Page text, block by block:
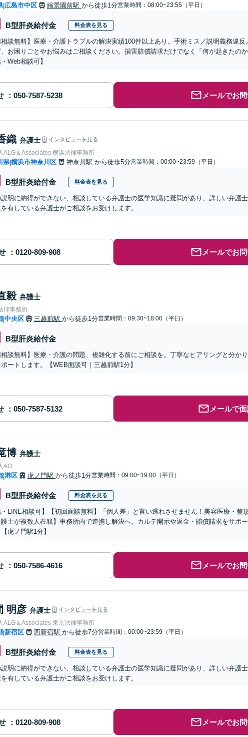
|広島市中区 縮景園前駅 から徒歩1分営業時間：08:00~23:55（平日）
B型肝炎給付金 料金表を見る
相談無料】医療・介護トラブルの解決実績100件以上あり。手術ミス／説明義務違
お困りごとやお悩みはご相談ください。損害賠償請求だけでなく「何が起きたの
・Web相談可】
メールでお
織 弁護士 インタビューを見る
ALG＆Associates 横浜法律事務所
県|横浜市神奈川区 神奈川駅 から徒歩5分営業時間：00:00~23:59（平日）
B型肝炎給付金 料金表を見る
明に納得ができない、相談している弁護士の医学知識に疑問があり、詳しい弁護
有している弁護士がご相談をお受けします。
メールでお
毅 弁護士
律事務所
|中央区 三越前駅 から徒歩1分営業時間：09:30~18:00（平日）
B型肝炎給付金
相談無料】医療・介護の問題、複雑化する前にご相談を。丁寧なヒアリングと分か
ートします。【WEB面談可｜三越前駅1分】
メールで
博 弁護士
AO
|港区 虎ノ門駅 から徒歩1分営業時間：09:00~19:00（平日）
B型肝炎給付金 料金表を見る
・LINE相談可】【初回面談無料】「個人差」と言い逃れさせません！美容医療・整
士が複数人在籍】事務所内で連携し解決へ。カルテ開示や返金・賠償請求をサポ
虎ノ門駅1分】
メールでお
明彦 弁護士 インタビューを見る
ALG＆Associates 東京法律事務所
|新宿区 西新宿駅 から徒歩7分営業時間：00:00~23:59（平日）
B型肝炎給付金 料金表を見る
明に納得ができない、相談している弁護士の医学知識に疑問があり、詳しい弁護
有している弁護士がご相談をお受けします。
メールでお